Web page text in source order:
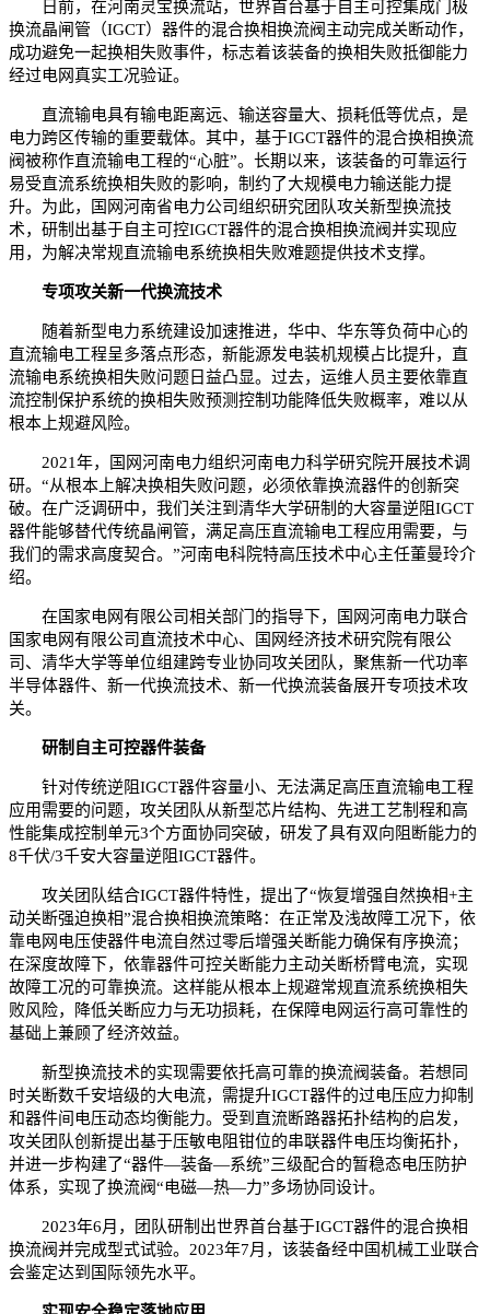
日前，在河南灵宝换流站，世界首台基于自主可控集成门极
换流晶闸管（IGCT）器件的混合换相换流阀主动完成关断动作，
成功避免一起换相失败事件，标志着该装备的换相失败抵御能力
经过电网真实工况验证。
直流输电具有输电距离远、输送容量大、损耗低等优点，是
电力跨区传输的重要载体。其中，基于IGCT器件的混合换相换流
阀被称作直流输电工程的“心脏”。长期以来，该装备的可靠运行
易受直流系统换相失败的影响，制约了大规模电力输送能力提
升。为此，国网河南省电力公司组织研究团队攻关新型换流技
术，研制出基于自主可控IGCT器件的混合换相换流阀并实现应
用，为解决常规直流输电系统换相失败难题提供技术支撑。
专项攻关新一代换流技术
随着新型电力系统建设加速推进，华中、华东等负荷中心的
直流输电工程呈多落点形态，新能源发电装机规模占比提升，直
流输电系统换相失败问题日益凸显。过去，运维人员主要依靠直
流控制保护系统的换相失败预测控制功能降低失败概率，难以从
根本上规避风险。
2021年，国网河南电力组织河南电力科学研究院开展技术调
研。“从根本上解决换相失败问题，必须依靠换流器件的创新突
破。在广泛调研中，我们关注到清华大学研制的大容量逆阻IGCT
器件能够替代传统晶闸管，满足高压直流输电工程应用需要，与
我们的需求高度契合。”河南电科院特高压技术中心主任董曼玲介
绍。
在国家电网有限公司相关部门的指导下，国网河南电力联合
国家电网有限公司直流技术中心、国网经济技术研究院有限公
司、清华大学等单位组建跨专业协同攻关团队，聚焦新一代功率
半导体器件、新一代换流技术、新一代换流装备展开专项技术攻
关。
研制自主可控器件装备
针对传统逆阻IGCT器件容量小、无法满足高压直流输电工程
应用需要的问题，攻关团队从新型芯片结构、先进工艺制程和高
性能集成控制单元3个方面协同突破，研发了具有双向阻断能力的
8千伏/3千安大容量逆阻IGCT器件。
攻关团队结合IGCT器件特性，提出了“恢复增强自然换相+主
动关断强迫换相”混合换相换流策略：在正常及浅故障工况下，依
靠电网电压使器件电流自然过零后增强关断能力确保有序换流；
在深度故障下，依靠器件可控关断能力主动关断桥臂电流，实现
故障工况的可靠换流。这样能从根本上规避常规直流系统换相失
败风险，降低关断应力与无功损耗，在保障电网运行高可靠性的
基础上兼顾了经济效益。
新型换流技术的实现需要依托高可靠的换流阀装备。若想同
时关断数千安培级的大电流，需提升IGCT器件的过电压应力抑制
和器件间电压动态均衡能力。受到直流断路器拓扑结构的启发，
攻关团队创新提出基于压敏电阻钳位的串联器件电压均衡拓扑，
并进一步构建了“器件—装备—系统”三级配合的暂稳态电压防护
体系，实现了换流阀“电磁—热—力”多场协同设计。
2023年6月，团队研制出世界首台基于IGCT器件的混合换相
换流阀并完成型式试验。2023年7月，该装备经中国机械工业联合
会鉴定达到国际领先水平。